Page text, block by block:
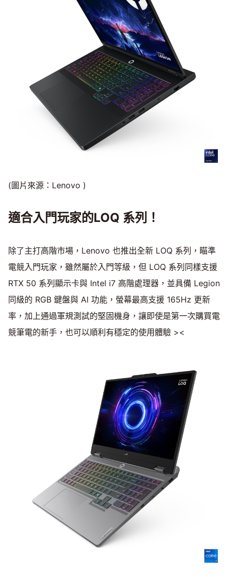
(圖片來源：Lenovo )
適合入門玩家的LOQ 系列！
除了主打高階市場，Lenovo 也推出全新 LOQ 系列，瞄準
電競入門玩家，雖然屬於入門等級，但 LOQ 系列同樣支援
RTX 50 系列顯示卡與 Intel i7 高階處理器，並具備 Legion
同級的 RGB 鍵盤與 AI 功能，螢幕最高支援 165Hz 更新
率，加上通過軍規測試的堅固機身，讓即使是第一次購買電
競筆電的新手，也可以順利有穩定的使用體驗 ><